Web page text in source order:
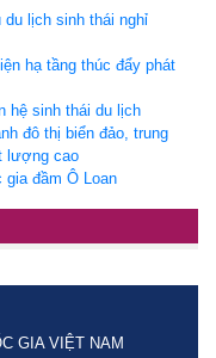
lịch sinh thái nghỉ
hạ tầng thúc đẩy phát
hệ sinh thái du lịch
đô thị biển đảo, trung
lượng cao
gia đầm Ô Loan
GIA VIỆT NAM